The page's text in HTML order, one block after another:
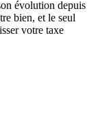
évolution depuis
bien, et le seul
votre taxe